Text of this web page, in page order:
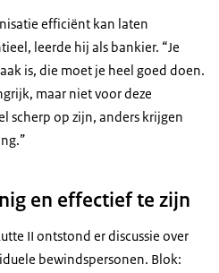
efficiënt kan laten
leerde hij als bankier. “Je
is, die moet je heel goed doen.
maar niet voor deze
scherp op zijn, anders krijgen
en effectief te zijn
II ontstond er discussie over
bewindspersonen. Blok: